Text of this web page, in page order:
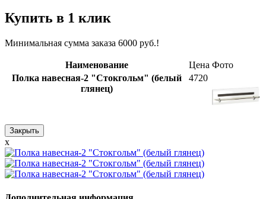
Купить в 1 клик
Минимальная сумма заказа 6000 руб.!
Наименование Цена Фото
Полка навесная-2 "Стокгольм" (белый
глянец)
4720
Закрыть
x